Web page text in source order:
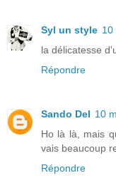
Syl un style 10
la délicatesse
Répondre
Sando Del 10
Ho là là, mais
vais beaucoup
Répondre